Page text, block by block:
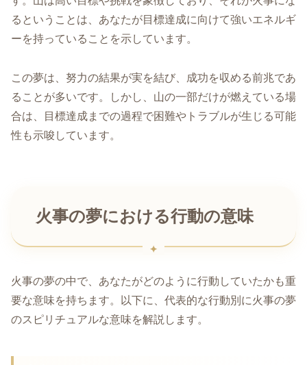
るということは、あなたが目標達成に向けて強いエネルギ
ーを持っていることを示しています。
この夢は、努力の結果が実を結び、成功を収める前兆であ
ることが多いです。しかし、山の一部だけが燃えている場
合は、目標達成までの過程で困難やトラブルが生じる可能
性も示唆しています。
火事の夢における行動の意味
火事の夢の中で、あなたがどのように行動していたかも重
要な意味を持ちます。以下に、代表的な行動別に火事の夢
のスピリチュアルな意味を解説します。